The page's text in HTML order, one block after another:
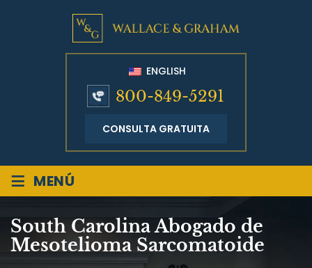
ENGLISH
800-849-5291
CONSULTA GRATUITA
≡ MENÚ
South Carolina Abogado de
Mesotelioma Sarcomatoide